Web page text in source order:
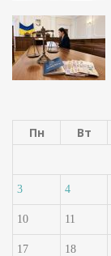
Пн
Вт
3 4
10 11
17 18